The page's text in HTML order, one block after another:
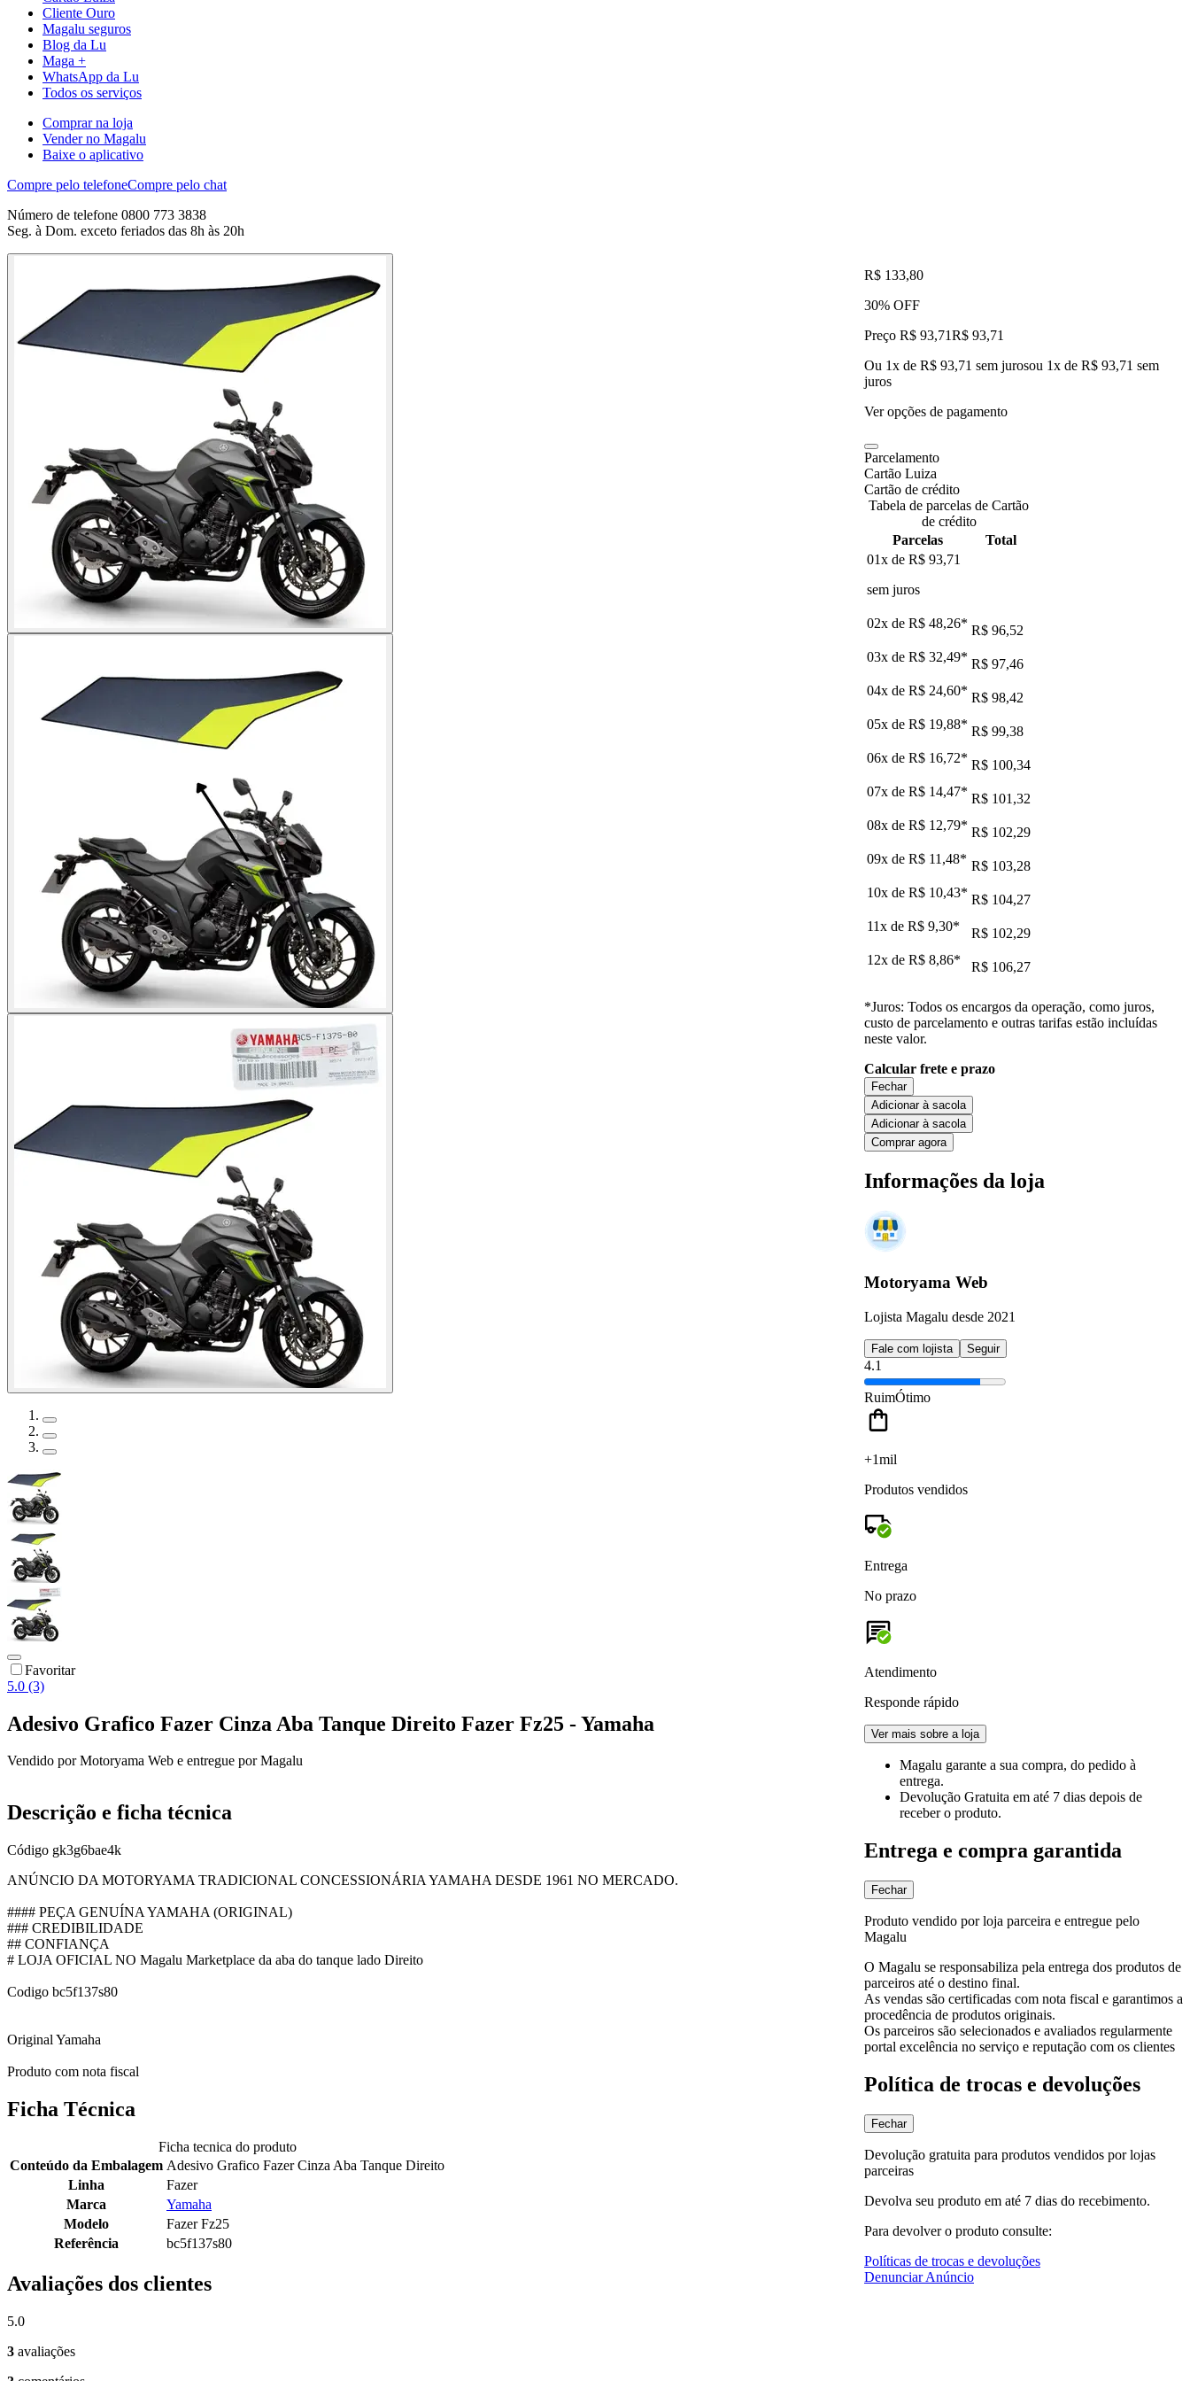
Cliente Ouro
Magalu seguros
Blog da Lu
Maga +
WhatsApp da Lu
Todos os serviços
Comprar na loja
Vender no Magalu
Baixe o aplicativo
Compre pelo telefoneCompre pelo chat
Número de telefone 0800 773 3838
Seg. à Dom. exceto feriados das 8h às 20h
Favoritar
5.0 (3)
Adesivo Grafico Fazer Cinza Aba Tanque Direito Fazer Fz25 - Yamaha
Vendido porMotoryama Web e entregue por Magalu
R$ 133,80
30% OFF
Preço R$ 93,71R$ 93,71
Ou 1x de R$ 93,71 sem jurosou 1x de R$ 93,71 sem
juros
Ver opções de pagamento
Parcelamento
Cartão Luiza
Cartão de crédito
Tabela de parcelas de Cartão
de crédito
Parcelas
Total
01x de R$ 93,71
sem juros
02x de R$ 48,26* R$ 96,52
03x de R$ 32,49* R$ 97,46
04x de R$ 24,60* R$ 98,42
05x de R$ 19,88* R$ 99,38
06x de R$ 16,72* R$ 100,34
07x de R$ 14,47* R$ 101,32
08x de R$ 12,79* R$ 102,29
09x de R$ 11,48* R$ 103,28
10x de R$ 10,43* R$ 104,27
11x de R$ 9,30*
R$ 102,29
12x de R$ 8,86* R$ 106,27
*Juros: Todos os encargos da operação, como juros,
custo de parcelamento e outras tarifas estão incluídas
neste valor.
Calcular frete e prazo
Fechar
Adicionar à sacola
Adicionar à sacola
Comprar agora
Informações da loja
Motoryama Web
Lojista Magalu desde 2021
Fale com lojista Seguir
4.1
RuimÓtimo
+1mil
Produtos vendidos
Entrega
No prazo
Atendimento
Responde rápido
Ver mais sobre a loja
Magalu garante a sua compra, do pedido à
entrega.
Devolução Gratuita em até 7 dias depois de
receber o produto.
Entrega e compra garantida
Fechar
Produto vendido por loja parceira e entregue pelo
Magalu
O Magalu se responsabiliza pela entrega dos produtos de
parceiros até o destino final.
As vendas são certificadas com nota fiscal e garantimos a
procedência de produtos originais.
Os parceiros são selecionados e avaliados regularmente
portal excelência no serviço e reputação com os clientes
Política de trocas e devoluções
Fechar
Devolução gratuita para produtos vendidos por lojas
parceiras
Devolva seu produto em até 7 dias do recebimento.
Para devolver o produto consulte:
Políticas de trocas e devoluções
Denunciar Anúncio
Descrição e ficha técnica
Código gk3g6bae4k
ANÚNCIO DA MOTORYAMA TRADICIONAL CONCESSIONÁRIA YAMAHA DESDE 1961 NO MERCADO.
#### PEÇA GENUÍNA YAMAHA (ORIGINAL)
### CREDIBILIDADE
## CONFIANÇA
# LOJA OFICIAL NO Magalu Marketplace da aba do tanque lado Direito
Codigo bc5f137s80
Original Yamaha
Produto com nota fiscal
Ficha Técnica
Ficha tecnica do produto
Conteúdo da Embalagem Adesivo Grafico Fazer Cinza Aba Tanque Direito
Linha
Fazer
Marca
Yamaha
Modelo
Fazer Fz25
Referência
bc5f137s80
Avaliações dos clientes
5.0
3 avaliações